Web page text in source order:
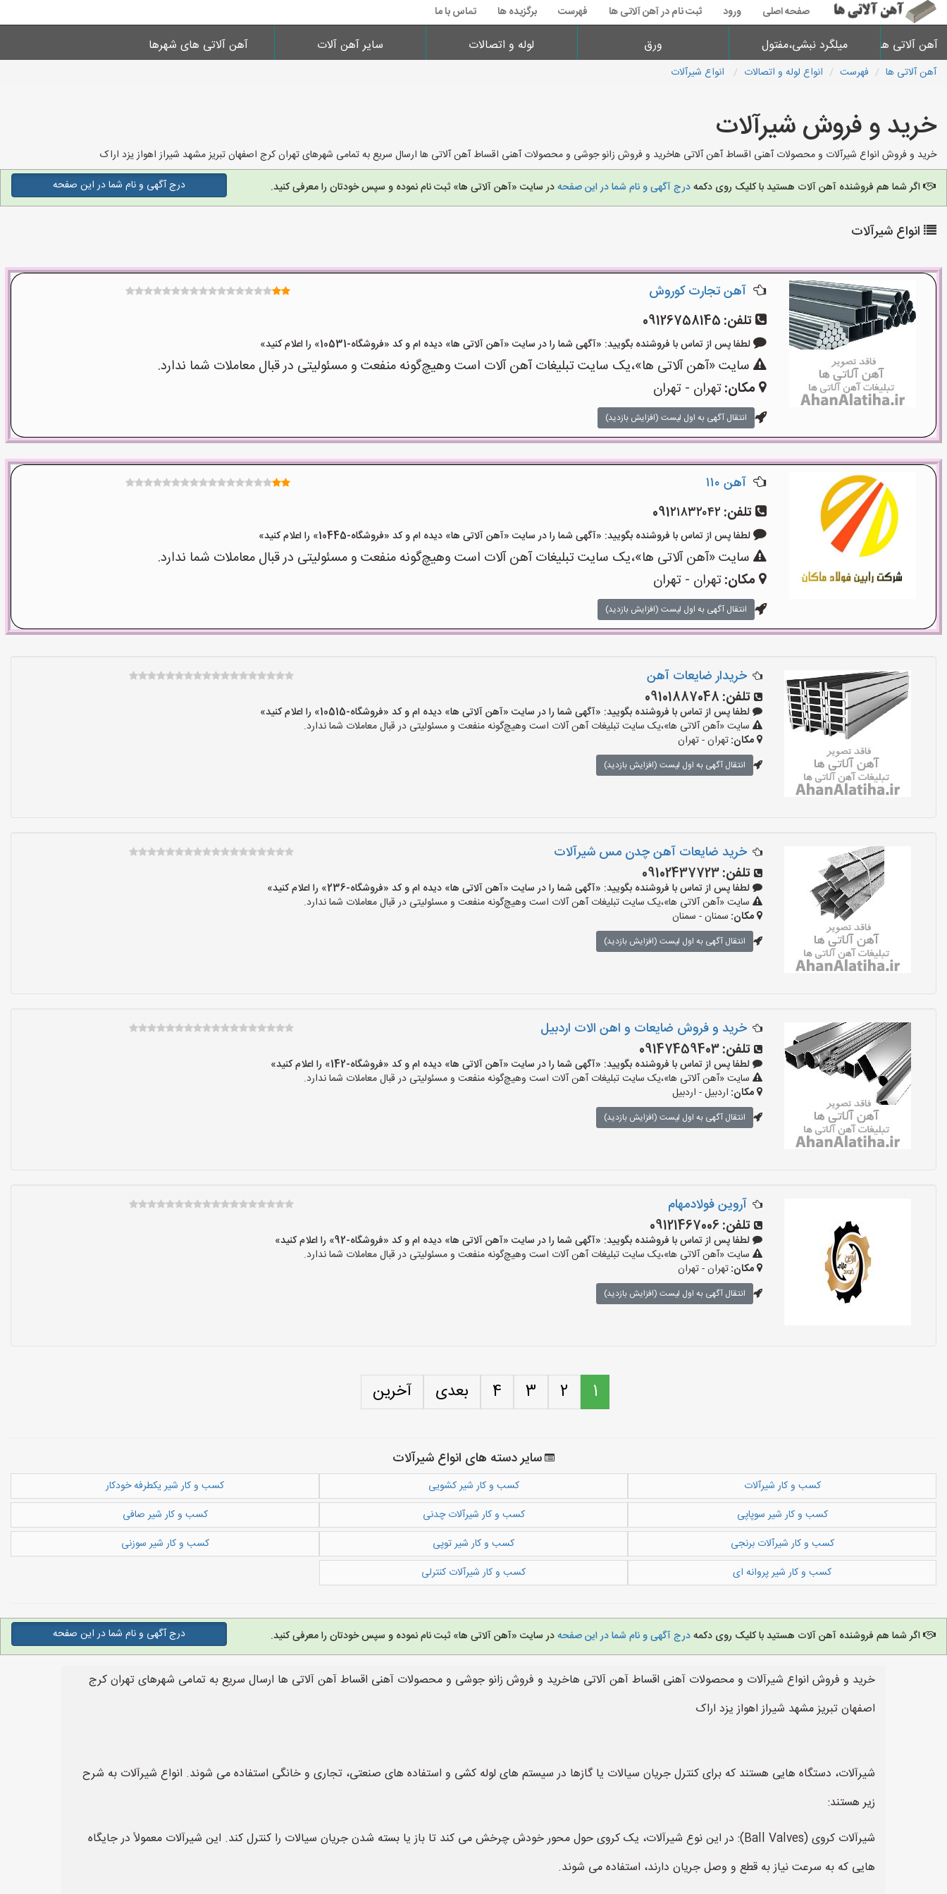
صفحه اصلی ورود ثبت نام در آهن آلاتی ها فهرست برگزیده ها تماس با ما
آهن آلاتی ها میلگرد نبشی،مفتول ورق لوله و اتصالات سایر آهن آلات آهن آلاتی های شهرها
آهن آلاتی ها فهرست انواع لوله و اتصالات انواع شیرآلات
خرید و فروش شیرآلات
خرید و فروش انواع شیرآلات و محصولات آهنی اقساط آهن آلاتی هاخرید و فروش زانو جوشی و محصولات آهنی اقساط آهن آلاتی ها ارسال سریع به تمامی شهرهای تهران کرج اصفهان تبریز مشهد شیراز اهواز یزد اراک
اگر شما هم فروشنده آهن آلات هستید با کلیک روی دکمهدرج آگهی و نام شما در این صفحهدر سایت «آهن آلاتی ها» ثبت نام نموده و سپس خودتان را معرفی کنید. درج آگهی و نام شما در این صفحه
انواع شیرآلات
آهن تجارت کوروش
تلفن: 09126758145
لطفا پس از تماس با فروشنده بگویید: «آگهی شما را در سایت «آهن آلاتی ها» دیده ام و کد «فروشگاه-10531» را اعلام کنید»
سایت «آهن آلاتی ها»،یک سایت تبلیغات آهن آلات است وهیچ‌گونه منفعت و مسئولیتی در قبال معاملات شما ندارد.
مکان:تهران - تهران
انتقال آگهی به اول لیست (افزایش بازدید)
آهن ۱۱۰
تلفن: 091۲۱۸۳۲۰۴۲
لطفا پس از تماس با فروشنده بگویید: «آگهی شما را در سایت «آهن آلاتی ها» دیده ام و کد «فروشگاه-10445» را اعلام کنید»
سایت «آهن آلاتی ها»،یک سایت تبلیغات آهن آلات است وهیچ‌گونه منفعت و مسئولیتی در قبال معاملات شما ندارد.
مکان:تهران - تهران
انتقال آگهی به اول لیست (افزایش بازدید)
خریدار ضایعات آهن
تلفن: 09101887048
لطفا پس از تماس با فروشنده بگویید: «آگهی شما را در سایت «آهن آلاتی ها» دیده ام و کد «فروشگاه-10515» را اعلام کنید»
سایت «آهن آلاتی ها»،یک سایت تبلیغات آهن آلات است وهیچ‌گونه منفعت و مسئولیتی در قبال معاملات شما ندارد.
مکان:تهران - تهران
انتقال آگهی به اول لیست (افزایش بازدید)
خرید ضایعات آهن چدن مس شیرآلات
تلفن:09102437723
لطفا پس از تماس با فروشنده بگویید: «آگهی شما را در سایت «آهن آلاتی ها» دیده ام و کد «فروشگاه-236» را اعلام کنید»
سایت «آهن آلاتی ها»،یک سایت تبلیغات آهن آلات است وهیچ‌گونه منفعت و مسئولیتی در قبال معاملات شما ندارد.
مکان: سمنان - سمنان
انتقال آگهی به اول لیست (افزایش بازدید)
خرید و فروش ضایعات و اهن الات اردبیل
تلفن:09147459403
لطفا پس از تماس با فروشنده بگویید: «آگهی شما را در سایت «آهن آلاتی ها» دیده ام و کد «فروشگاه-142» را اعلام کنید»
سایت «آهن آلاتی ها»،یک سایت تبلیغات آهن آلات است وهیچ‌گونه منفعت و مسئولیتی در قبال معاملات شما ندارد.
مکان: اردبیل - اردبیل
انتقال آگهی به اول لیست (افزایش بازدید)
آروین فولادمهام
تلفن: 09121467006
لطفا پس از تماس با فروشنده بگویید: «آگهی شما را در سایت «آهن آلاتی ها» دیده ام و کد «فروشگاه-92» را اعلام کنید»
سایت «آهن آلاتی ها»،یک سایت تبلیغات آهن آلات است وهیچ‌گونه منفعت و مسئولیتی در قبال معاملات شما ندارد.
مکان:تهران - تهران
انتقال آگهی به اول لیست (افزایش بازدید)
1
2
3
4 بعدی آخرین
سایر دسته های انواع شیرآلات
کسب و کار شیرآلات کسب و کار شیر کشویی
کسب و کار شیر یکطرفه خودکار
کسب و کار شیر سوپاپی
کسب و کار شیرآلات چدنی
کسب و کار شیر صافی
کسب و کار شیرآلات برنجی
کسب و کار شیر توپی
کسب و کار شیر سوزنی
کسب و کار شیر پروانه ای
کسب و کار شیرآلات کنترلی
اگر شما هم فروشنده آهن آلات هستید با کلیک روی دکمهدرج آگهی و نام شما در این صفحهدر سایت «آهن آلاتی ها» ثبت نام نموده و سپس خودتان را معرفی کنید. درج آگهی و نام شما در این صفحه
خرید و فروش انواع شیرآلات و محصولات آهنی اقساط آهن آلاتی هاخرید و فروش زانو جوشی و محصولات آهنی اقساط آهن آلاتی ها ارسال سریع به تمامی شهرهای تهران کرج
اصفهان تبریز مشهد شیراز اهواز یزد اراک
شیرآلات، دستگاه هایی هستند که برای کنترل جریان سیالات یا گازها در سیستم های لوله کشی و استفاده های صنعتی، تجاری و خانگی استفاده می شوند. انواع شیرآلات به شرح
زیر هستند:
شیرآلات کروی (Ball Valves): در این نوع شیرآلات، یک کروی حول محور خودش چرخش می کند تا باز یا بسته شدن جریان سیالات را کنترل کند. این شیرآلات معمولاً در جایگاه
هایی که به سرعت نیاز به قطع و وصل جریان دارند، استفاده می شوند.